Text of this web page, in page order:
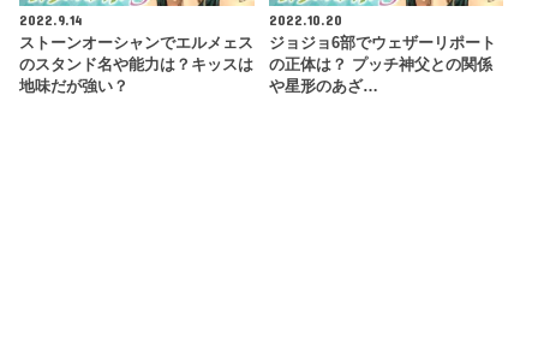
2022.9.14
ストーンオーシャンでエルメェス
のスタンド名や能力は？キッスは
地味だが強い？
2022.10.20
ジョジョ6部でウェザーリポート
の正体は？ プッチ神父との関係
や星形のあざ…